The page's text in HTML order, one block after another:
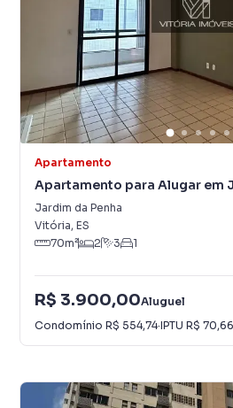
Apartamento
Apartamento para Alugar em
Jardim da Penha
Vitória, ES
70m² 2 3 1
R$ 3.900,00Aluguel
Condomínio R$ 554,74·IPTU R$ 70,66